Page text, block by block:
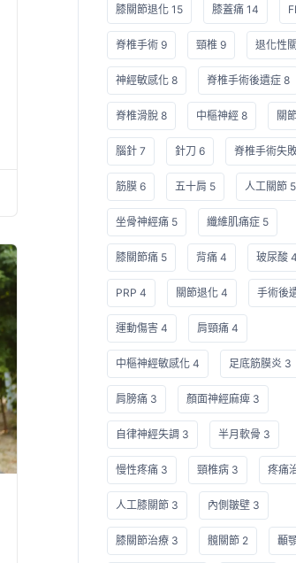
膝關節退化 15 膝蓋痛 14
脊椎手術 9 頸椎 9 退化性
神經敏感化 8 脊椎手術後遺症 8
脊椎滑脫 8 中樞神經 8 關
腦針 7 針刀 6 脊椎手術失
筋膜 6 五十肩 5 人工關節 5
坐骨神經痛 5 纖維肌痛症 5
膝關節痛 5 背痛 4 玻尿酸 4
PRP 4 關節退化 4 手術後
運動傷害 4 肩頸痛 4
中樞神經敏感化 4 足底筋膜炎 3
肩膀痛 3 顏面神經麻痺 3
自律神經失調 3 半月軟骨 3
慢性疼痛 3 頸椎病 3 疼痛
人工膝關節 3 內側皺壁 3
膝關節治療 3 髖關節 2 顳